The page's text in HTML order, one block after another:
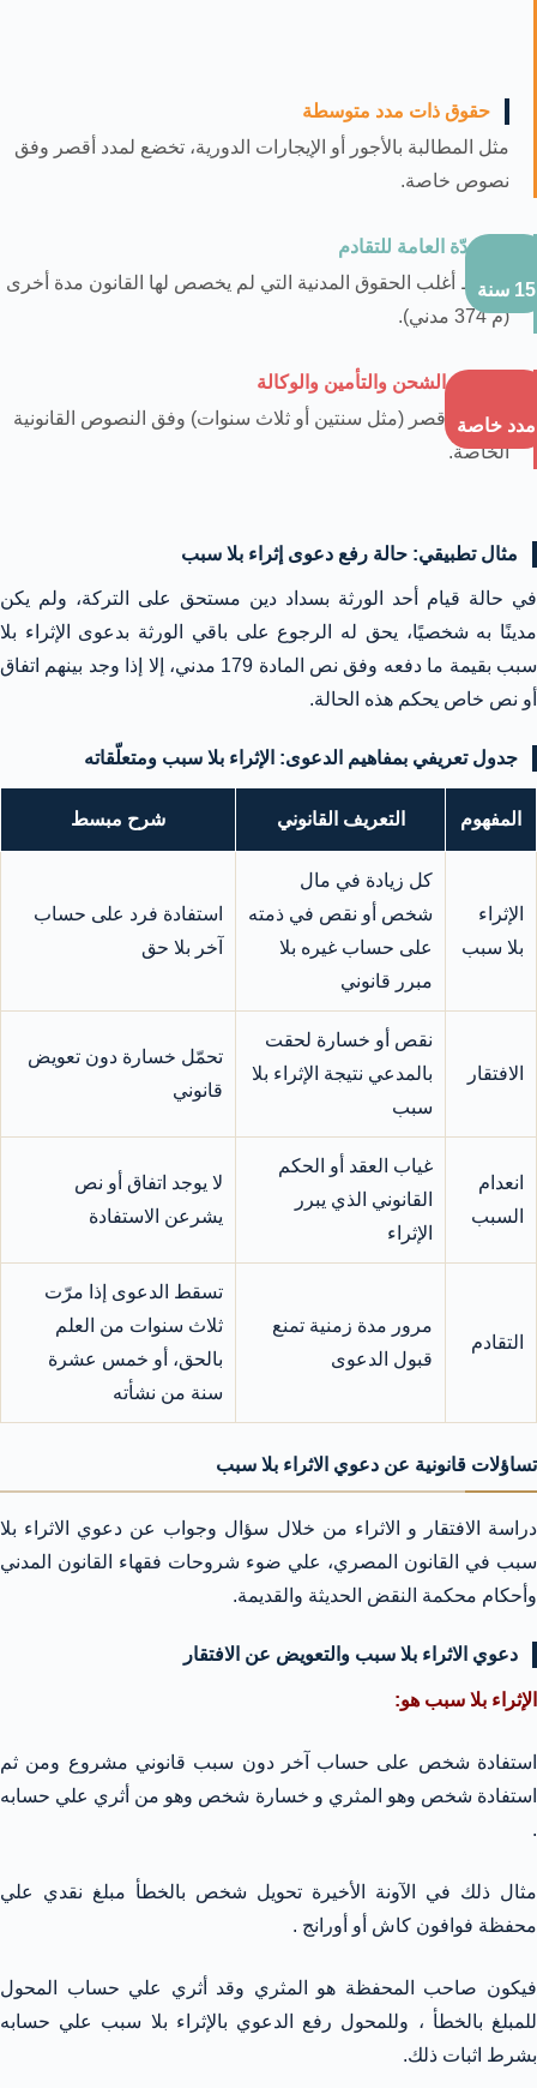
حقوق ذات مدد متوسطة
مثل المطالبة بالأجور أو الإيجارات الدورية، تخضع لمدد أقصر وفق
نصوص خاصة.
15 سنة
المدّة العامة للتقادم
تسقط أغلب الحقوق المدنية التي لم يخصص لها القانون مدة أخرى
(م 374 مدني).
مدد خاصة
عقود الشحن والتأمين والوكالة
لها مدد أقصر (مثل سنتين أو ثلاث سنوات) وفق النصوص القانونية
الخاصة.
مثال تطبيقي: حالة رفع دعوى إثراء بلا سبب
في حالة قيام أحد الورثة بسداد دين مستحق على التركة، ولم يكن
مدينًا به شخصيًا، يحق له الرجوع على باقي الورثة بدعوى الإثراء بلا
سبب بقيمة ما دفعه وفق نص المادة 179 مدني، إلا إذا وجد بينهم اتفاق
أو نص خاص يحكم هذه الحالة.
جدول تعريفي بمفاهيم الدعوى: الإثراء بلا سبب ومتعلّقاته
المفهوم التعريف القانوني شرح مبسط
الإثراء
بلا سبب
كل زيادة في مال
شخص أو نقص في ذمته
على حساب غيره بلا
مبرر قانوني
استفادة فرد على حساب
آخر بلا حق
الافتقار
نقص أو خسارة لحقت
بالمدعي نتيجة الإثراء بلا
سبب
تحمّل خسارة دون تعويض
قانوني
انعدام
السبب
غياب العقد أو الحكم
القانوني الذي يبرر
الإثراء
لا يوجد اتفاق أو نص
يشرعن الاستفادة
التقادم
مرور مدة زمنية تمنع
قبول الدعوى
تسقط الدعوى إذا مرّت
ثلاث سنوات من العلم
بالحق، أو خمس عشرة
سنة من نشأته
تساؤلات قانونية عن دعوي الاثراء بلا سبب
دراسة الافتقار و الاثراء من خلال سؤال وجواب عن دعوي الاثراء بلا
سبب في القانون المصري، علي ضوء شروحات فقهاء القانون المدني
وأحكام محكمة النقض الحديثة والقديمة.
دعوي الاثراء بلا سبب والتعويض عن الافتقار
الإثراء بلا سبب هو:
استفادة شخص على حساب آخر دون سبب قانوني مشروع ومن ثم
استفادة شخص وهو المثري و خسارة شخص وهو من أثري علي حسابه
.
مثال ذلك في الآونة الأخيرة تحويل شخص بالخطأ مبلغ نقدي علي
محفظة فوافون كاش أو أورانج .
فيكون صاحب المحفظة هو المثري وقد أثري علي حساب المحول
للمبلغ بالخطأ ، وللمحول رفع الدعوي بالإثراء بلا سبب علي حسابه
بشرط اثبات ذلك.